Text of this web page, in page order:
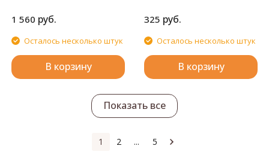
1 560 руб.
Осталось несколько штук
В корзину
325 руб.
Осталось несколько штук
В корзину
Показать все
1 2 ... 5